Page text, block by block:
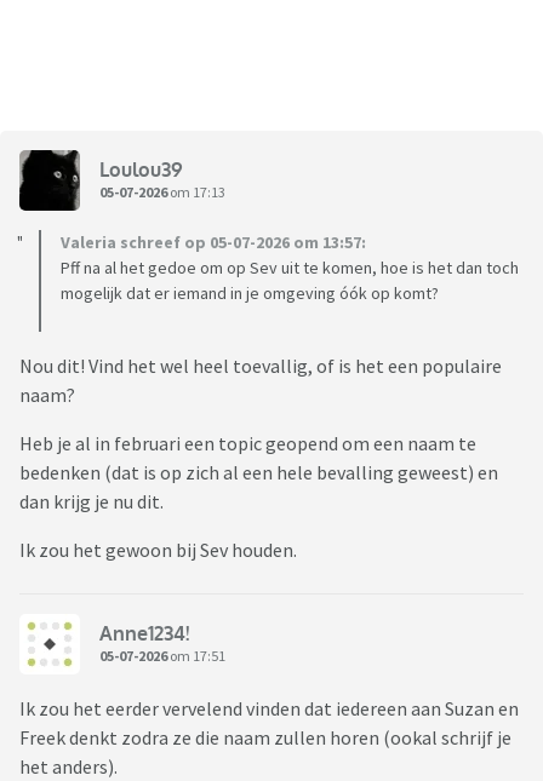
Loulou39
05-07-2026om 17:13
Valeria schreef op 05-07-2026 om 13:57:
Pff na al het gedoe om op Sev uit te komen, hoe is het dan toch
mogelijk dat er iemand in je omgeving óók op komt?
Nou dit! Vind het wel heel toevallig, of is het een populaire
naam?
Heb je al in februari een topic geopend om een naam te
bedenken (dat is op zich al een hele bevalling geweest) en
dan krijg je nu dit.
Ik zou het gewoon bij Sev houden.
Anne1234!
05-07-2026om 17:51
Ik zou het eerder vervelend vinden dat iedereen aan Suzan en
Freek denkt zodra ze die naam zullen horen (ookal schrijf je
het anders).